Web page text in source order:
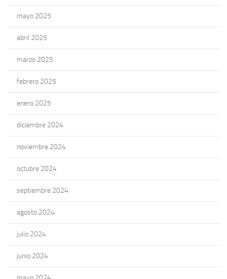
mayo 2025
abril 2025
marzo 2025
febrero 2025
enero 2025
diciembre 2024
noviembre 2024
octubre 2024
septiembre 2024
agosto 2024
julio 2024
junio 2024